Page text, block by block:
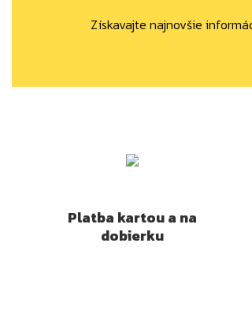
Získavajte najnovšie
Platba kartou a na
dobierku